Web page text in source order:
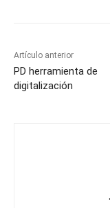
Artículo anterior
PD herramienta de
digitalización